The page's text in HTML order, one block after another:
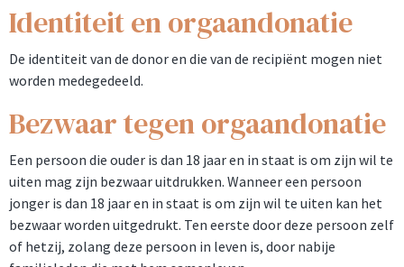
Identiteit en orgaandonatie
De identiteit van de donor en die van de recipiënt mogen niet
worden medegedeeld.
Bezwaar tegen orgaandonatie
Een persoon die ouder is dan 18 jaar en in staat is om zijn wil te
uiten mag zijn bezwaar uitdrukken. Wanneer een persoon
jonger is dan 18 jaar en in staat is om zijn wil te uiten kan het
bezwaar worden uitgedrukt. Ten eerste door deze persoon zelf
of hetzij, zolang deze persoon in leven is, door nabije